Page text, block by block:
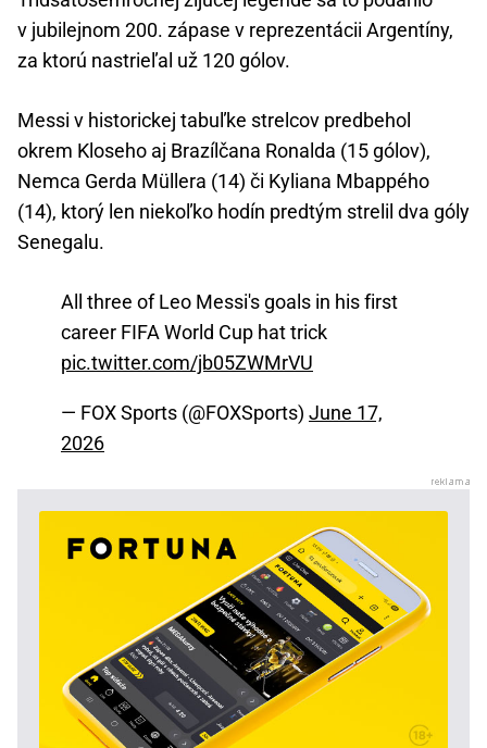
v jubilejnom 200. zápase v reprezentácii Argentíny,
za ktorú nastrieľal už 120 gólov.
Messi v historickej tabuľke strelcov predbehol
okrem Kloseho aj Brazílčana Ronalda (15 gólov),
Nemca Gerda Müllera (14) či Kyliana Mbappého
(14), ktorý len niekoľko hodín predtým strelil dva góly
Senegalu.
All three of Leo Messi's goals in his first
career FIFA World Cup hat trick
pic.twitter.com/jb05ZWMrVU
— FOX Sports (@FOXSports) June 17,
2026